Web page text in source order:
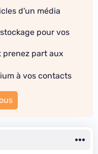
d'un média
pour vos
prenez part aux
à vos contacts